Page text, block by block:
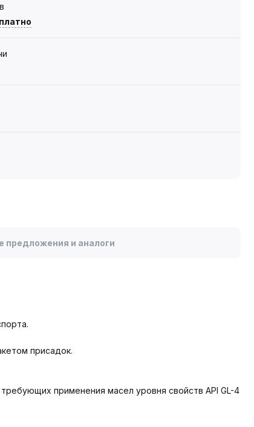
предложения и аналоги
присадок.
применения масел уровня свойств API GL-4